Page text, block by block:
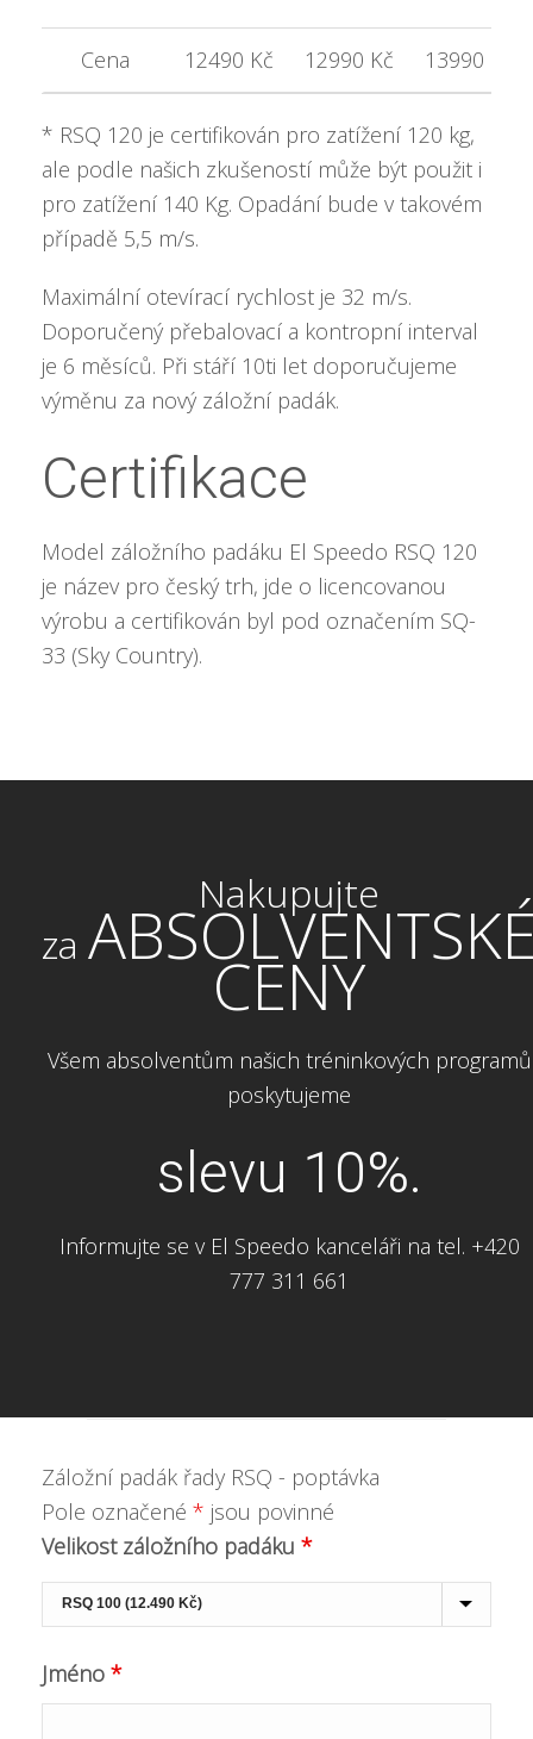
Cena 12490 Kč 12990 Kč 13990 Kč
* RSQ 120 je certifikován pro zatížení 120 kg,
ale podle našich zkušeností může být použit i
pro zatížení 140 Kg. Opadání bude v takovém
případě 5,5 m/s.
Maximální otevírací rychlost je 32 m/s.
Doporučený přebalovací a kontropní interval
je 6 měsíců. Při stáří 10ti let doporučujeme
výměnu za nový záložní padák.
Certifikace
Model záložního padáku El Speedo RSQ 120
je název pro český trh, jde o licencovanou
výrobu a certifikován byl pod označením SQ-
33 (Sky Country).
Nakupujte
za
CENY
Všem absolventům našich tréninkových programů
poskytujeme
slevu 10%.
Informujte se v El Speedo kanceláři na tel. +420
777 311 661
Záložní padák řady RSQ - poptávka
Pole označené * jsou povinné
Velikost záložního padáku *
Jméno *